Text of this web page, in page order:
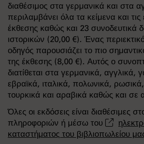
διαθέσιμος στα γερμανικά και στα
περιλαμβάνει όλα τα κείμενα και τις
έκθεσης καθώς και 23 συνοδευτικά
ιστορικών (20,00 €). Ένας
οδηγός παρουσιάζει το πιο
της έκθεσης (8,00 €). Αυτός ο
διατίθεται στα γερμανικά, αγγλικά,
εβραϊκά, ιταλικά, πολωνικά,
τουρκικά και αραβικά καθώς και
Όλες οι εκδόσεις είναι διαθέσιμες
πληροφοριών ή μέσω του
καταστήματος του βιβλιοπωλείου